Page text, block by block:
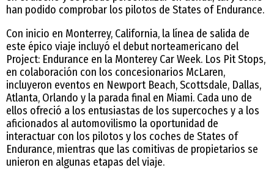
han podido comprobar los pilotos de States of Endurance.
Con inicio en Monterrey, California, la línea de salida de
este épico viaje incluyó el debut norteamericano del
Project: Endurance en la Monterey Car Week. Los Pit Stops,
en colaboración con los concesionarios McLaren,
incluyeron eventos en Newport Beach, Scottsdale, Dallas,
Atlanta, Orlando y la parada final en Miami. Cada uno de
ellos ofreció a los entusiastas de los supercoches y a los
aficionados al automovilismo la oportunidad de
interactuar con los pilotos y los coches de States of
Endurance, mientras que las comitivas de propietarios se
unieron en algunas etapas del viaje.